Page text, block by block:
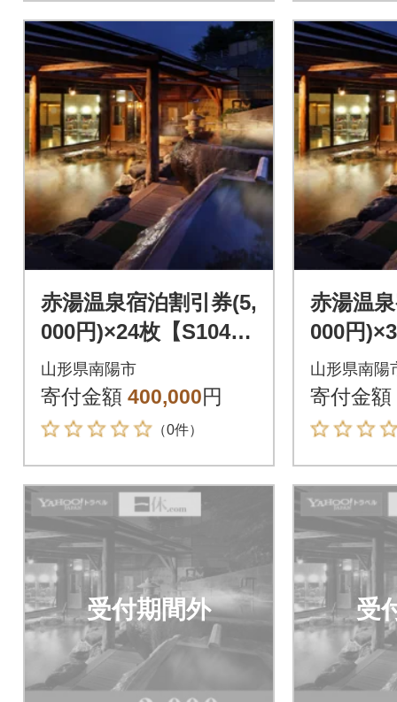
赤湯温泉宿泊割引券(5,
000円)×24枚【S104
1】
山形県南陽市
寄付金額 400,000円
（0件）
赤湯温
000円
2】
山形県南陽
寄付金額
受付期間外 受